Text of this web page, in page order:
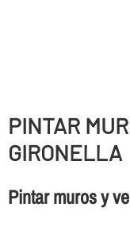
PINTAR
GIRONELLA
Pintar muros y